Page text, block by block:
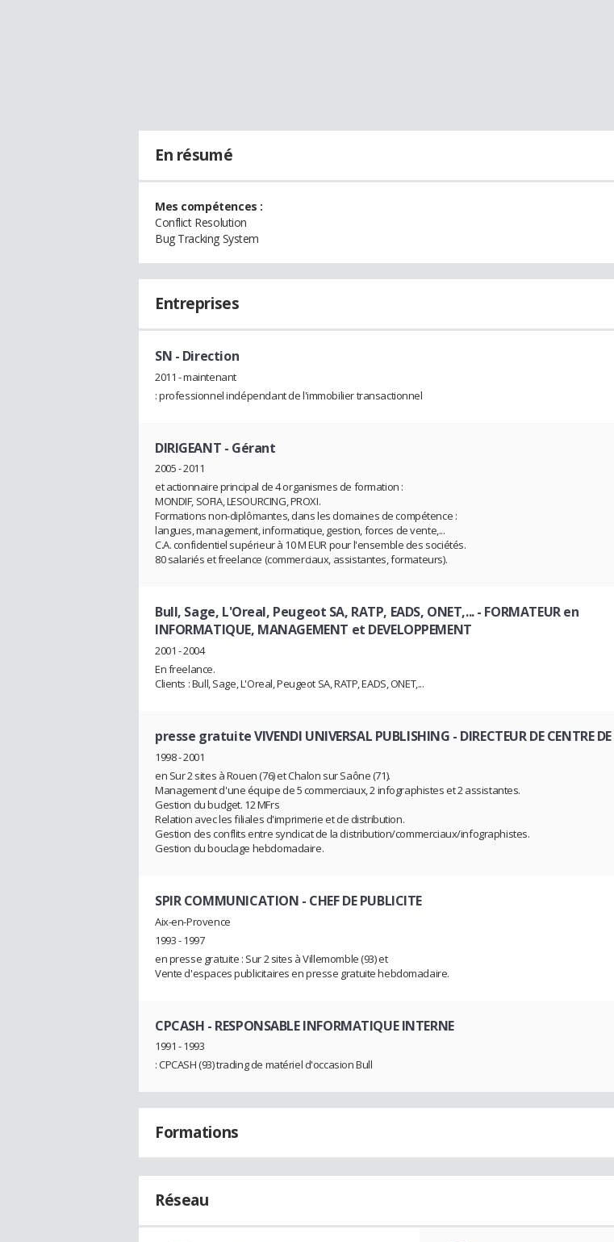
En résumé
Mes compétences :
Conflict Resolution
Bug Tracking System
Entreprises
SN - Direction
2011 - maintenant
: professionnel indépendant de l'immobilier transactionnel
DIRIGEANT - Gérant
2005 - 2011
et actionnaire principal de 4 organismes de formation :
MONDIF, SOFIA, LESOURCING, PROXI.
Formations non-diplômantes, dans les domaines de compétence :
langues, management, informatique, gestion, forces de vente,...
C.A. confidentiel supérieur à 10 M EUR pour l'ensemble des sociétés.
80 salariés et freelance (commerciaux, assistantes, formateurs).
Bull, Sage, L'Oreal, Peugeot SA, RATP, EADS, ONET,...- FORMATEUR en
INFORMATIQUE, MANAGEMENT et DEVELOPPEMENT
2001 - 2004
En freelance.
Clients : Bull, Sage, L'Oreal, Peugeot SA, RATP, EADS, ONET,...
presse gratuite VIVENDI UNIVERSAL PUBLISHING - DIRECTEUR DE CENTRE
1998 - 2001
en Sur 2 sites à Rouen (76) et Chalon sur Saône (71).
Management d'une équipe de 5 commerciaux, 2 infographistes et 2 assistantes.
Gestion du budget. 12 MFrs
Relation avec les filiales d'imprimerie et de distribution.
Gestion des conflits entre syndicat de la distribution/commerciaux/infographistes.
Gestion du bouclage hebdomadaire.
SPIR COMMUNICATION - CHEF DE PUBLICITE
Aix-en-Provence
1993 - 1997
en presse gratuite : Sur 2 sites à Villemomble (93) et
Vente d'espaces publicitaires en presse gratuite hebdomadaire.
CPCASH - RESPONSABLE INFORMATIQUE INTERNE
1991 - 1993
: CPCASH (93) trading de matériel d'occasion Bull
Formations
Réseau